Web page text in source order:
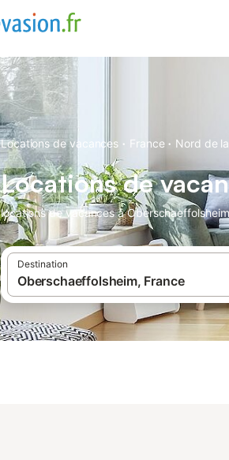
Locations de vacances · France · Nord de
Locations de
locations de vacances à
Destination